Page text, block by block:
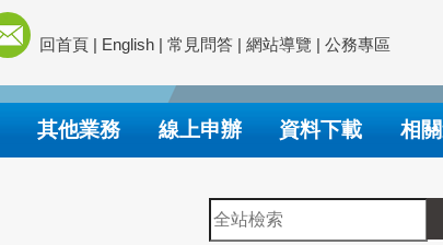
回首頁 | English | 常見問答 | 網站導覽 | 公務專區
其他業務 線上申辦 資料下載 相
全
站